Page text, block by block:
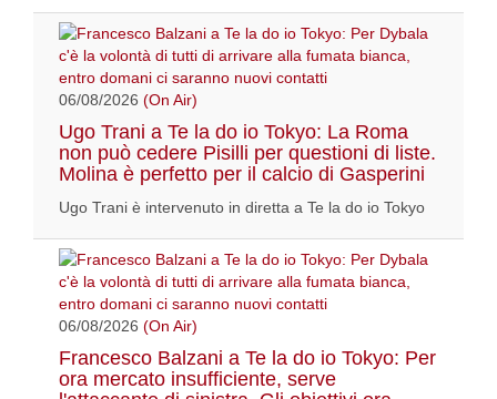
06/08/2026 (On Air)
Ugo Trani a Te la do io Tokyo: La Roma
non può cedere Pisilli per questioni di liste.
Molina è perfetto per il calcio di Gasperini
Ugo Trani è intervenuto in diretta a Te la do io Tokyo
06/08/2026 (On Air)
Francesco Balzani a Te la do io Tokyo: Per
ora mercato insufficiente, serve